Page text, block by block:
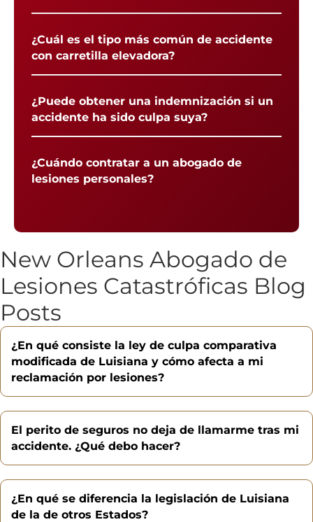
¿Cuál es el tipo más común de accidente
con carretilla elevadora?
¿Puede obtener una indemnización si un
accidente ha sido culpa suya?
¿Cuándo contratar a un abogado de
lesiones personales?
New Orleans Abogado de
Lesiones Catastróficas Blog
Posts
¿En qué consiste la ley de culpa comparativa
modificada de Luisiana y cómo afecta a mi
reclamación por lesiones?
El perito de seguros no deja de llamarme tras mi
accidente. ¿Qué debo hacer?
¿En qué se diferencia la legislación de Luisiana
de la de otros Estados?